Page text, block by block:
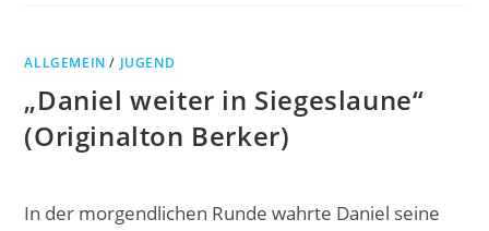
RENNEN
ALLGEMEIN / JUGEND
„Daniel weiter in Siegeslaune“
(Originalton Berker)
In der morgendlichen Runde wahrte Daniel seine